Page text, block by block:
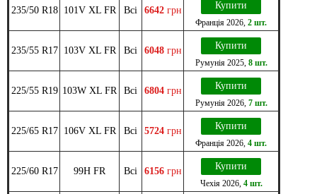
235/50 R18 101V XL FR Всі 6642 грн Купити
Франція 2026 2 шт.
235/55 R17 103V XL FR Всі 6048 грн Купити
Румунія2025, 8 шт.
225/55 R19 103W XL FR Всі 6804 грн Купити
Румунія2026, 7 шт.
225/65 R17 106V XL FR Всі 5724 грн Купити
Франція 2026 4 шт.
225/60 R17 99H FR Всі 6156 грн Купити
Чехія2026, 4 шт.